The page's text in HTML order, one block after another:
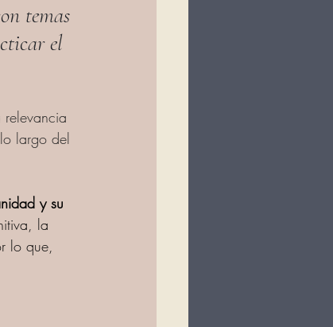
temas
el
largo del
y su
la
lo que,